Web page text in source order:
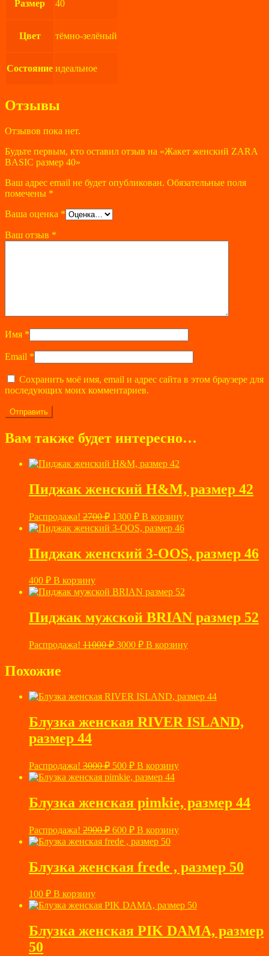
Размер 40
Цвет тёмно-зелёный
Состояние идеальное
Отзывы
Отзывов пока нет.
Будьте первым, кто оставил отзыв на «Жакет женский ZARA
BASIC размер 40»
Ваш адрес email не будет опубликован. Обязательные поля
помечены *
Ваша оценка *
Ваш отзыв *
Имя *
Email *
Сохранить моё имя, email и адрес сайта в этом браузере для
последующих моих комментариев.
Вам также будет интересно…
Пиджак женский H&M, размер 42
Распродажа! 2700₽ Первоначальная
цена
составляла
2700 ₽.
1300 ₽Текущая
цена:
В корзину
Пиджак женский 3-OOS, размер 46
400 ₽ В корзину
Пиджак мужской BRIAN размер 52
Распродажа! 11000₽ Первоначальная
3000 ₽Текущая
цена:
В корзину
Похожие
Блузка женская RIVER ISLAND,
размер 44
Распродажа! 3000₽ Первоначальная
цена
составляла
500 ₽Текущая
цена:
В корзину
Блузка женская pimkie, размер 44
Распродажа! 2900₽ Первоначальная
цена
составляла
2900 ₽.
600 ₽Текущая
цена:
В корзину
Блузка женская frede , размер 50
100 ₽ В корзину
Блузка женская PIK DAMA, размер
50